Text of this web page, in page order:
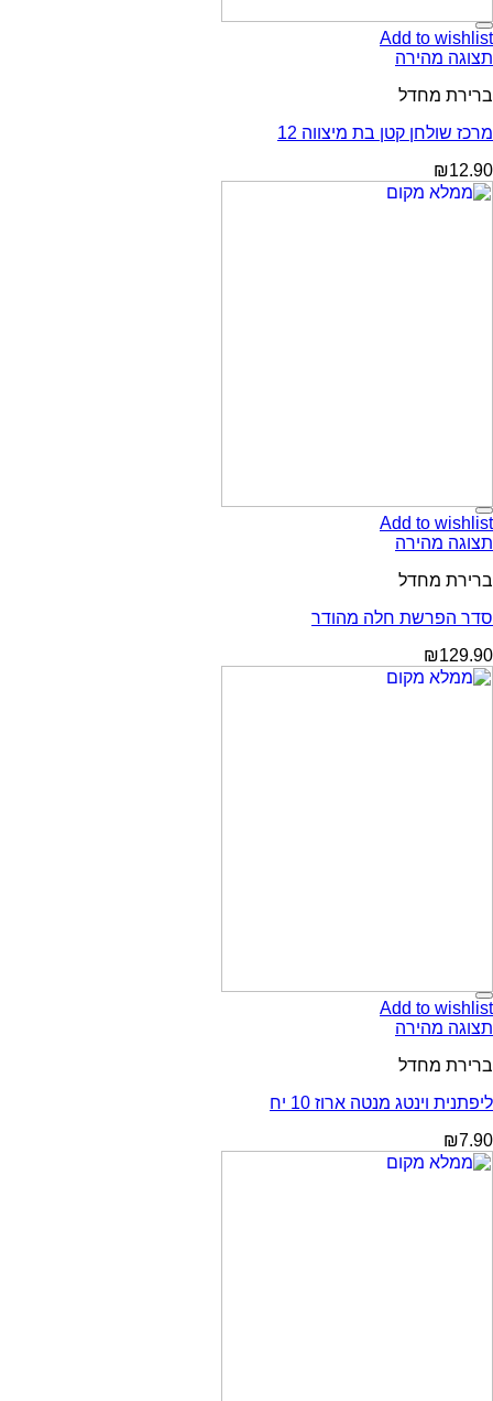
Add to wishlist
תצוגה מהירה
ברירת מחדל
מרכז שולחן קטן בת מיצווה 12
₪12.90
Add to wishlist
תצוגה מהירה
ברירת מחדל
סדר הפרשת חלה מהודר
₪129.90
Add to wishlist
תצוגה מהירה
ברירת מחדל
ליפתנית וינטג מנטה ארוז 10 יח
₪7.90